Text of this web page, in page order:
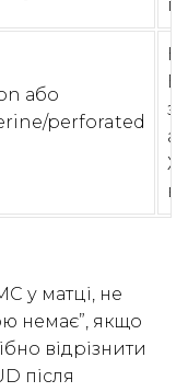
або
perforated
у матці, не
немає”, якщо
відрізнити
після